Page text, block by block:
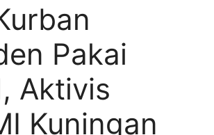
Pakai
Aktivis
Kuningan